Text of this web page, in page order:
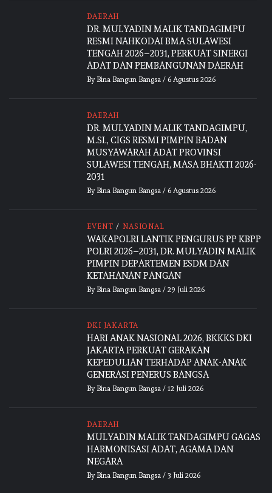
DAERAH
DR. MULYADIN MALIK TANDAGIMPU
RESMI NAHKODAI BMA SULAWESI
TENGAH 2026–2031, PERKUAT SINERGI
ADAT DAN PEMBANGUNAN DAERAH
By Bina Bangun Bangsa/ 6 Agustus 2026
DAERAH
DR. MULYADIN MALIK TANDAGIMPU,
M.SI., CIGS RESMI PIMPIN BADAN
MUSYAWARAH ADAT PROVINSI
SULAWESI TENGAH, MASA BHAKTI 2026-
2031
By Bina Bangun Bangsa/ 6 Agustus 2026
EVENT / NASIONAL
WAKAPOLRI LANTIK PENGURUS PP KBPP
POLRI 2026–2031, DR. MULYADIN MALIK
PIMPIN DEPARTEMEN ESDM DAN
KETAHANAN PANGAN
By Bina Bangun Bangsa/ 29 Juli 2026
DKI JAKARTA
HARI ANAK NASIONAL 2026, BKKKS DKI
JAKARTA PERKUAT GERAKAN
KEPEDULIAN TERHADAP ANAK-ANAK
GENERASI PENERUS BANGSA
By Bina Bangun Bangsa/ 12 Juli 2026
DAERAH
MULYADIN MALIK TANDAGIMPU GAGAS
HARMONISASI ADAT, AGAMA DAN
NEGARA
By Bina Bangun Bangsa/ 3 Juli 2026